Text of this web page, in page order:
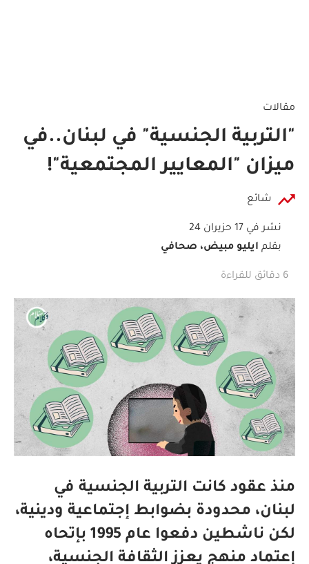
مقالات
"التربية الجنسية" في لبنان..في
ميزان "المعايير المجتمعية"!
شائع
نشر في 17 حزيران 24
بقلم ايليو مبيض، صحافي
6 دقائق للقراءة
منذ عقود كانت التربية الجنسية في
لبنان، محدودة بضوابط إجتماعية ودينية،
لكن ناشطين دفعوا عام 1995 بإتحاه
إعتماد منهج يعزز الثقافة الجنسية،